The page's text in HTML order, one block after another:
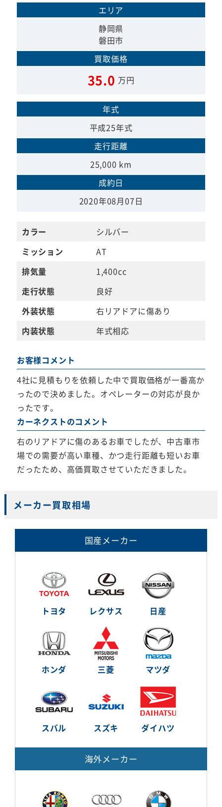
エリア
静岡県
磐田市
買取価格
35.0 万円
年式
平成25年式
走行距離
25,000 km
成約日
2020年08月07日
カラー
シルバー
ミッション
AT
排気量
1,400cc
走行状態
良好
外装状態
右リアドアに傷あり
内装状態
年式相応
お客様コメント
4社に見積もりを依頼した中で買取価格が一番高か
ったので決めました。オペレーターの対応が良か
ったです。
カーネクストのコメント
右のリアドアに傷のあるお車でしたが、中古車市
場での需要が高い車種、かつ走行距離も短いお車
だったため、高価買取させていただきました。
メーカー買取相場
国産メーカー
トヨタ レクサス 日産
ホンダ 三菱 マツダ
スバル スズキ ダイハツ
海外メーカー